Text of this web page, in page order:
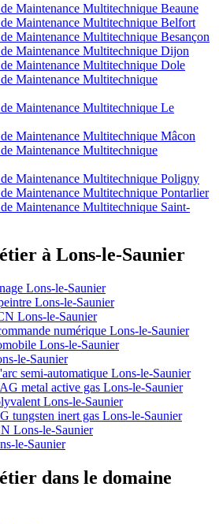
Maintenance Multitechnique Beaune
Maintenance Multitechnique Belfort
Maintenance Multitechnique Besançon
Maintenance Multitechnique Dijon
Maintenance Multitechnique Dole
Maintenance Multitechnique
Maintenance Multitechnique Le
Maintenance Multitechnique Mâcon
Maintenance Multitechnique
Maintenance Multitechnique Poligny
Maintenance Multitechnique Pontarlier
Maintenance Multitechnique Saint-
à Lons-le-Saunier
Lons-le-Saunier
Lons-le-Saunier
Lons-le-Saunier
numérique Lons-le-Saunier
Lons-le-Saunier
le-Saunier
semi-automatique Lons-le-Saunier
metal active gas Lons-le-Saunier
Lons-le-Saunier
tungsten inert gas Lons-le-Saunier
Lons-le-Saunier
le-Saunier
dans le domaine